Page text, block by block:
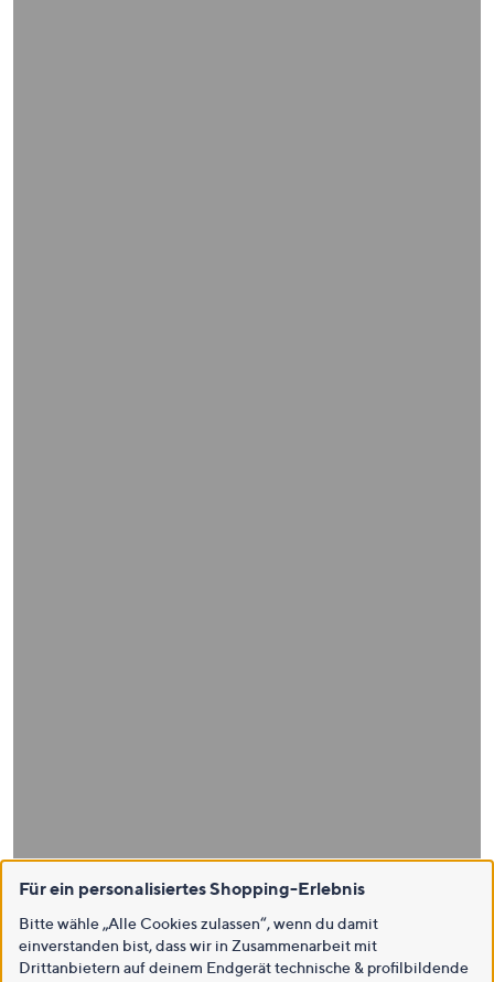
Für ein personalisiertes Shopping-Erlebnis
Bitte wähle „Alle Cookies zulassen“, wenn du damit
einverstanden bist, dass wir in Zusammenarbeit mit
Drittanbietern auf deinem Endgerät technische & profilbildende